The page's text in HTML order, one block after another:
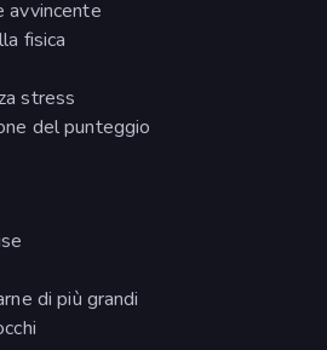
avvincente
fisica
stress
del punteggio
di più grandi